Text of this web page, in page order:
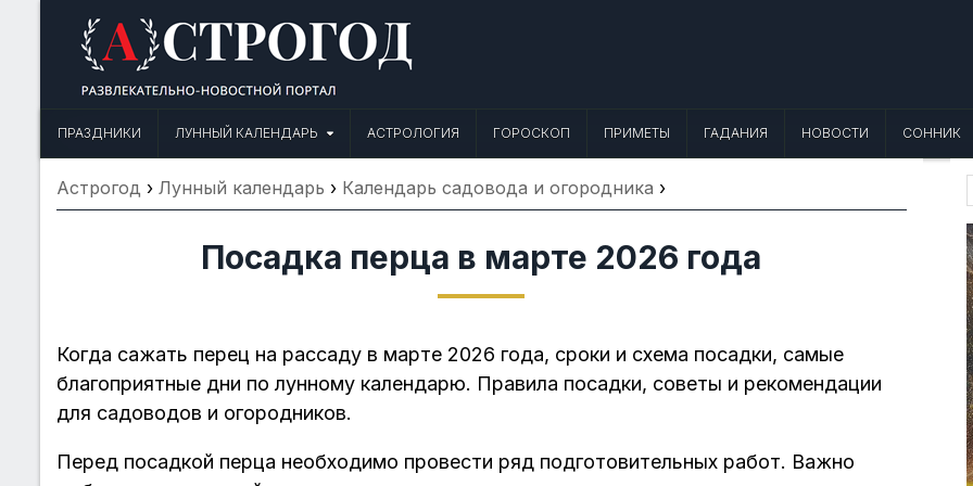
Астрогод: Праздники сегодня, Лунный календарь, Приметы, Что
ПРАЗДНИКИ
ЛУННЫЙ КАЛЕНДАРЬ АСТРОЛОГИЯ ГОРОСКОП ПРИМЕТЫ ГАДАНИЯ НОВОСТИ СОННИК
Астрогод › Лунный календарь › Календарь садовода и огородника ›
Посадка перца в марте 2026 года
Когда сажать перец на рассаду в марте 2026 года, сроки и схема посадки, самые
благоприятные дни по лунному календарю. Правила посадки, советы и рекомендации
для садоводов и огородников.
Перед посадкой перца необходимо провести ряд подготовительных работ. Важно